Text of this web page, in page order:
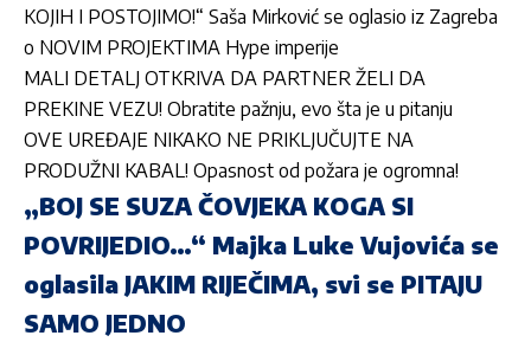
KOJIH I POSTOJIMO!“ Saša Mirković se oglasio iz Zagreba
o NOVIM PROJEKTIMA Hype imperije
MALI DETALJ OTKRIVA DA PARTNER ŽELI DA
PREKINE VEZU! Obratite pažnju, evo šta je u pitanju
OVE UREĐAJE NIKAKO NE PRIKLJUČUJTE NA
PRODUŽNI KABAL! Opasnost od požara je ogromna!
„BOJ SE SUZA ČOVJEKA KOGA SI
POVRIJEDIO…“ Majka Luke Vujovića se
oglasila JAKIM RIJEČIMA, svi se PITAJU
SAMO JEDNO